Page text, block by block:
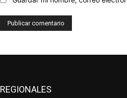
REGIONALES